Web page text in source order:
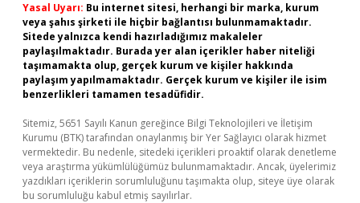
Yasal Uyarı: Bu internet sitesi, herhangi bir marka, kurum
veya şahıs şirketi ile hiçbir bağlantısı bulunmamaktadır.
Sitede yalnızca kendi hazırladığımız makaleler
paylaşılmaktadır. Burada yer alan içerikler haber niteliği
taşımamakta olup, gerçek kurum ve kişiler hakkında
paylaşım yapılmamaktadır. Gerçek kurum ve kişiler ile isim
benzerlikleri tamamen tesadüfidir.
Sitemiz, 5651 Sayılı Kanun gereğince Bilgi Teknolojileri ve İletişim
Kurumu (BTK) tarafından onaylanmış bir Yer Sağlayıcı olarak hizmet
vermektedir. Bu nedenle, sitedeki içerikleri proaktif olarak denetleme
veya araştırma yükümlülüğümüz bulunmamaktadır. Ancak, üyelerimiz
yazdıkları içeriklerin sorumluluğunu taşımakta olup, siteye üye olarak
bu sorumluluğu kabul etmiş sayılırlar.